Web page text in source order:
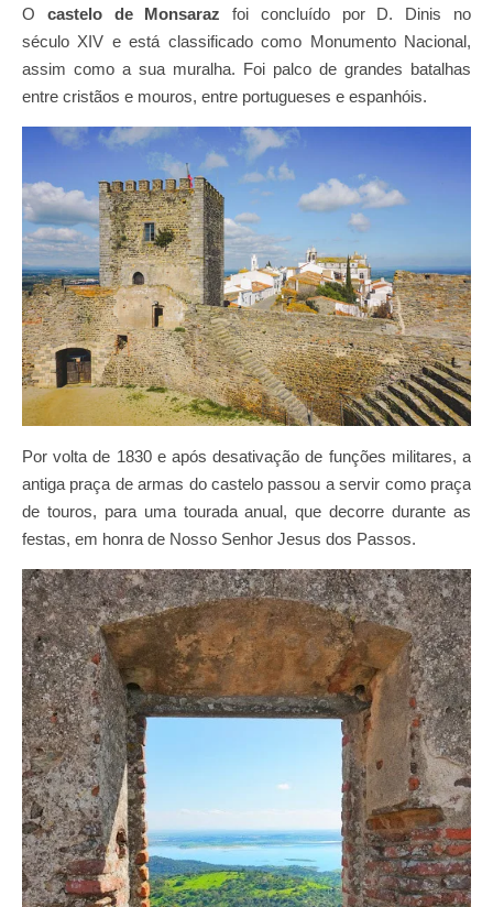
O castelo de Monsaraz foi concluído por D. Dinis no
século XIV e está classificado como Monumento Nacional,
assim como a sua muralha. Foi palco de grandes batalhas
entre cristãos e mouros, entre portugueses e espanhóis.
Por volta de 1830 e após desativação de funções militares, a
antiga praça de armas do castelo passou a servir como praça
de touros, para uma tourada anual, que decorre durante as
festas, em honra de Nosso Senhor Jesus dos Passos.